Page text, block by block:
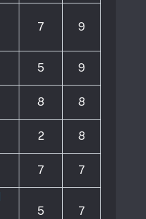
7 9
5 9
8 8
2 8
7 7
5 7